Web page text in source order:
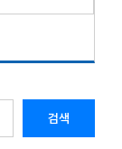
검색